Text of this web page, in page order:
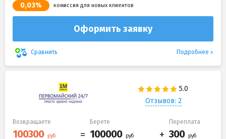
0,03% комиссия для новых клиентов
Оформить заявку
Сравнить Подробнее
Отзывов: 2
Возвращаете Берете Переплата